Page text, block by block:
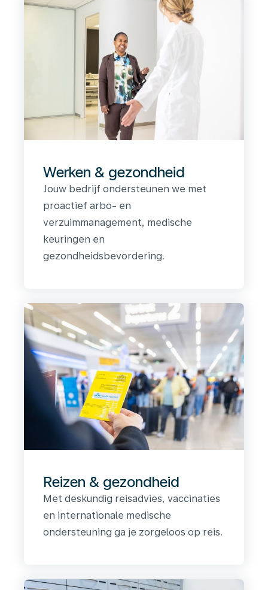
Werken & gezondheid
Jouw bedrijf ondersteunen we met
proactief arbo- en
verzuimmanagement, medische
keuringen en
gezondheidsbevordering.
Reizen & gezondheid
Met deskundig reisadvies, vaccinaties
en internationale medische
ondersteuning ga je zorgeloos op reis.